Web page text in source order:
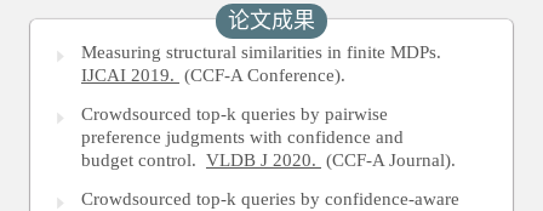
论文成果
Measuring structural similarities in finite MDPs.
IJCAI 2019. (CCF-A Conference).
Crowdsourced top-k queries by pairwise
preference judgments with confidence and
budget control. VLDB J 2020. (CCF-A Journal).
Crowdsourced top-k queries by confidence-aware